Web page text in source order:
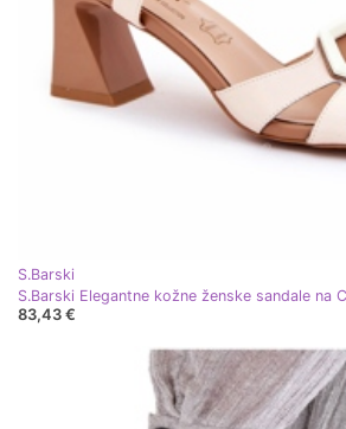
S.Barski
S.Barski Elegantne kožne ženske sandale na
83,43 €